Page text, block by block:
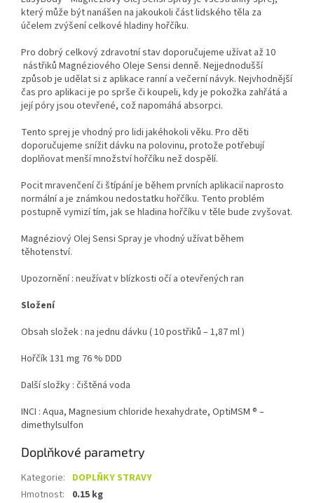
který může být nanášen na jakoukoli část lidského těla za
účelem zvýšení celkové hladiny hořčíku.
Pro dobrý celkový zdravotní stav doporučujeme užívat až 10
nástřiků Magnéziového Oleje Sensi denně. Nejjednodušší
způsob je udělat si z aplikace ranní a večerní návyk. Nejvhodnější
čas pro aplikaci je po sprše či koupeli, kdy je pokožka zahřátá a
její póry jsou otevřené, což napomáhá absorpci.
Tento sprej je vhodný pro lidi jakéhokoli věku. Pro děti
doporučujeme snížit dávku na polovinu, protože potřebují
doplňovat menší množství hořčíku než dospělí.
Pocit mravenčení či štípání je během prvních aplikacií naprosto
normální a je známkou nedostatku hořčíku. Tento problém
postupně vymizí tím, jak se hladina hořčíku v těle bude zvyšovat.
Magnéziový Olej Sensi Spray je vhodný užívat během
těhotenství.
Upozornění : neužívat v blízkosti očí a otevřených ran
Složení
Obsah složek : na jednu dávku ( 10 postřiků – 1,87 ml )
Hořčík 131 mg 76 % DDD
Další složky : čištěná voda
INCI : Aqua, Magnesium chloride hexahydrate, OptiMSM ® –
dimethylsulfon
Doplňkové parametry
Kategorie: DOPLŇKY STRAVY
Hmotnost:
0.15 kg